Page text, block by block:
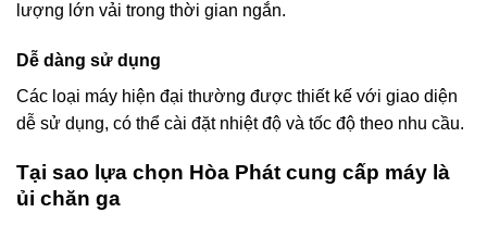
lượng lớn vải trong thời gian ngắn.
Dễ dàng sử dụng
Các loại máy hiện đại thường được thiết kế với giao diện
dễ sử dụng, có thể cài đặt nhiệt độ và tốc độ theo nhu cầu.
Tại sao lựa chọn Hòa Phát cung cấp máy là
ủi chăn ga